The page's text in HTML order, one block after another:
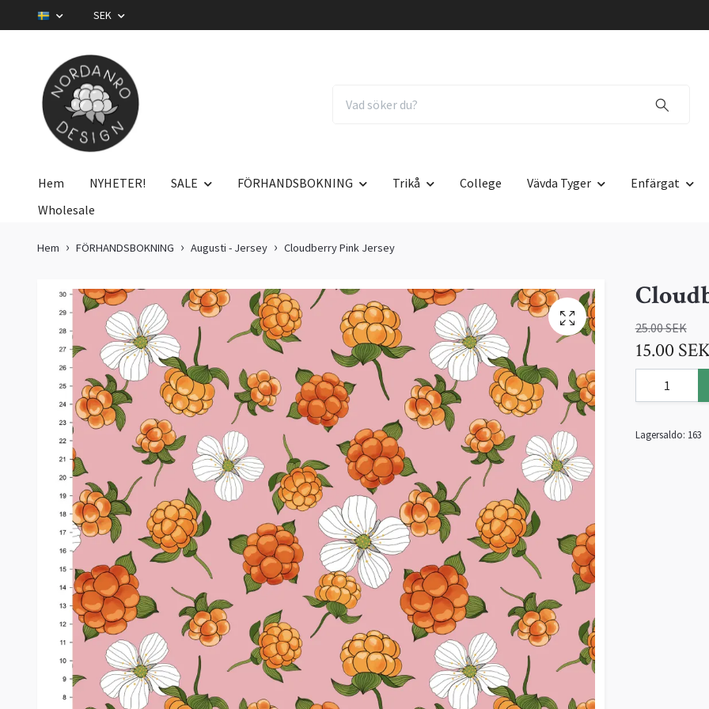
SEK
Hem NYHETER! SALE FÖRHANDSBOKNING Trikå College Vävda Tyger
Enfärgat
Wholesale
Hem FÖRHANDSBOKNING Augusti - Jersey Cloudberry Pink Jersey
25.00 SEK
15.00
Lagersaldo: 163